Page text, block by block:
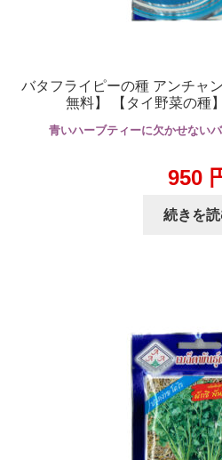
バタフライピーの種 アンチャ
無料】 【タイ野菜の種
青いハーブティーに欠かせない
950
続きを